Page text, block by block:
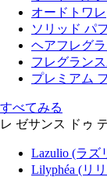
オードトワレ
ソリッド パ
ヘアフレグ
フレグラン
プレミアム
すべてみる
レ ゼサンス ドゥ
Lazulio (ラズ
Lilyphéa (リ